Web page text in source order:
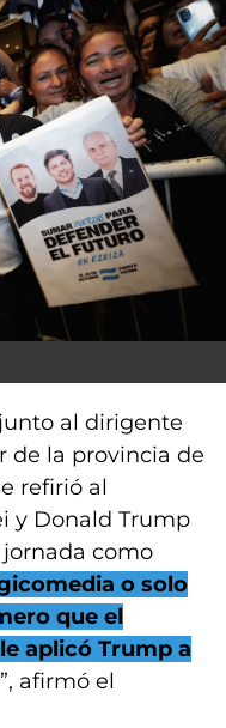
al dirigente
de la provincia de
refirió al
y Donald Trump
como
o solo
que el
aplicó Trump a
afirmó el